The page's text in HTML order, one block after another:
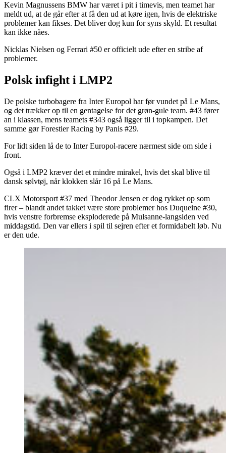
Kevin Magnussens BMW har været i pit i timevis, men teamet har
meldt ud, at de går efter at få den ud at køre igen, hvis de elektriske
problemer kan fikses. Det bliver dog kun for syns skyld. Et resultat
kan ikke nåes.
Nicklas Nielsen og Ferrari #50 er officielt ude efter en stribe af
problemer.
Polsk infight i LMP2
De polske turbobagere fra Inter Europol har før vundet på Le Mans,
og det trækker op til en gentagelse for det grøn-gule team. #43 fører
an i klassen, mens teamets #343 også ligger til i topkampen. Det
samme gør Forestier Racing by Panis #29.
For lidt siden lå de to Inter Europol-racere nærmest side om side i
front.
Også i LMP2 kræver det et mindre mirakel, hvis det skal blive til
dansk sølvtøj, når klokken slår 16 på Le Mans.
CLX Motorsport #37 med Theodor Jensen er dog rykket op som
firer – blandt andet takket være store problemer hos Duqueine #30,
hvis venstre forbremse eksploderede på Mulsanne-langsiden ved
middagstid. Den var ellers i spil til sejren efter et formidabelt løb. Nu
er den ude.